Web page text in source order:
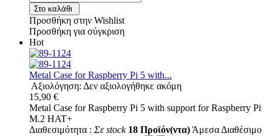
Στο καλάθι
Προσθήκη στην Wishlist
Προσθήκη για σύγκριση
Hot
Metal Case for Raspberry Pi 5 with...
Αξιολόγηση: Δεν αξιολογήθηκε ακόμη
15,90 €
Metal Case for Raspberry Pi 5 with support for Raspberry Pi
M.2 HAT+
Διαθεσιμότητα : Σε stock 18 Προϊόν(ντα) Άμεσα Διαθέσιμο